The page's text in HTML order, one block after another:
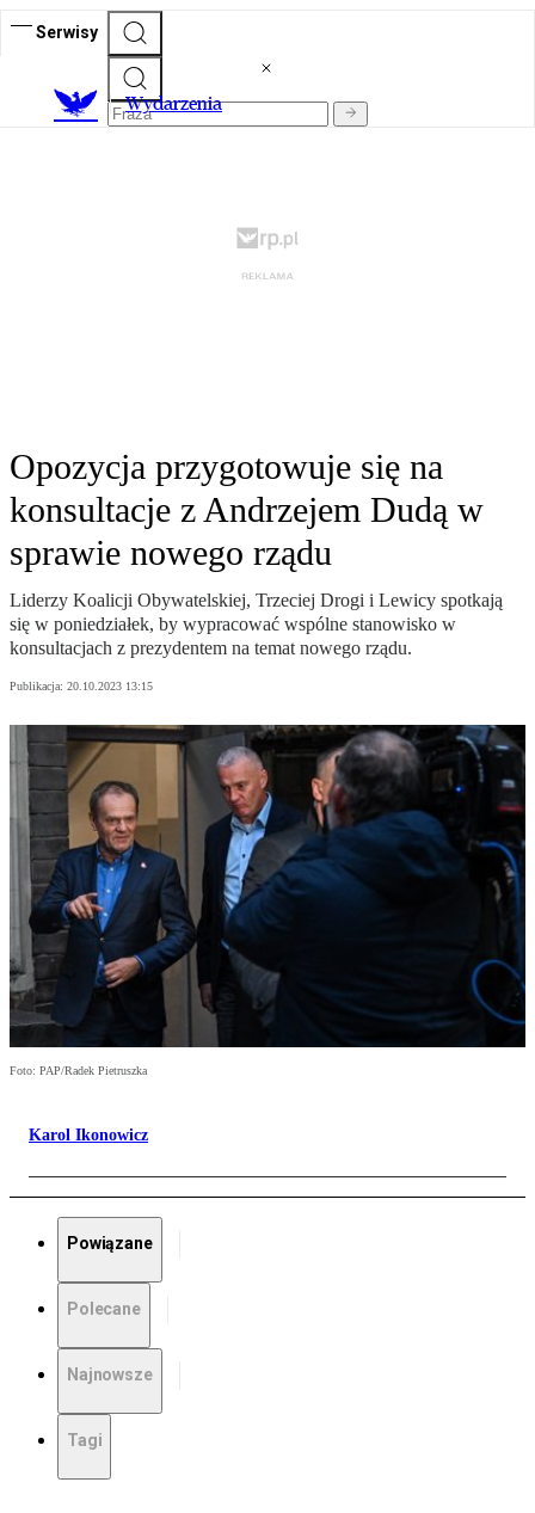
Serwisy
Wydarzenia
Opozycja przygotowuje się na
konsultacje z Andrzejem Dudą w
sprawie nowego rządu
Liderzy Koalicji Obywatelskiej, Trzeciej Drogi i Lewicy spotkają
się w poniedziałek, by wypracować wspólne stanowisko w
konsultacjach z prezydentem na temat nowego rządu.
Publikacja: 20.10.2023 13:15
Foto: PAP/Radek Pietruszka
Karol Ikonowicz
Powiązane
Polecane
Najnowsze
Tagi